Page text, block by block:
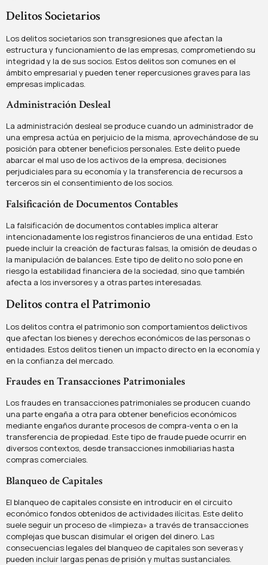
Delitos Societarios
Los delitos societarios son transgresiones que afectan la
estructura y funcionamiento de las empresas, comprometiendo su
integridad y la de sus socios. Estos delitos son comunes en el
ámbito empresarial y pueden tener repercusiones graves para las
empresas implicadas.
Administración Desleal
La administración desleal se produce cuando un administrador de
una empresa actúa en perjuicio de la misma, aprovechándose de su
posición para obtener beneficios personales. Este delito puede
abarcar el mal uso de los activos de la empresa, decisiones
perjudiciales para su economía y la transferencia de recursos a
terceros sin el consentimiento de los socios.
Falsificación de Documentos Contables
La falsificación de documentos contables implica alterar
intencionadamente los registros financieros de una entidad. Esto
puede incluir la creación de facturas falsas, la omisión de deudas o
la manipulación de balances. Este tipo de delito no solo pone en
riesgo la estabilidad financiera de la sociedad, sino que también
afecta a los inversores y a otras partes interesadas.
Delitos contra el Patrimonio
Los delitos contra el patrimonio son comportamientos delictivos
que afectan los bienes y derechos económicos de las personas o
entidades. Estos delitos tienen un impacto directo en la economía y
en la confianza del mercado.
Fraudes en Transacciones Patrimoniales
Los fraudes en transacciones patrimoniales se producen cuando
una parte engaña a otra para obtener beneficios económicos
mediante engaños durante procesos de compra-venta o en la
transferencia de propiedad. Este tipo de fraude puede ocurrir en
diversos contextos, desde transacciones inmobiliarias hasta
compras comerciales.
Blanqueo de Capitales
El blanqueo de capitales consiste en introducir en el circuito
económico fondos obtenidos de actividades ilícitas. Este delito
suele seguir un proceso de «limpieza» a través de transacciones
complejas que buscan disimular el origen del dinero. Las
consecuencias legales del blanqueo de capitales son severas y
pueden incluir largas penas de prisión y multas sustanciales.